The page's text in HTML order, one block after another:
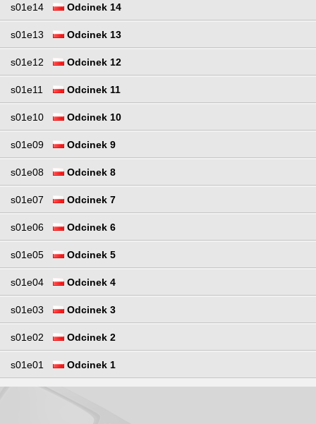
s01e14 Odcinek 14
s01e13 Odcinek 13
s01e12 Odcinek 12
s01e11 Odcinek 11
s01e10 Odcinek 10
s01e09 Odcinek 9
s01e08 Odcinek 8
s01e07 Odcinek 7
s01e06 Odcinek 6
s01e05 Odcinek 5
s01e04 Odcinek 4
s01e03 Odcinek 3
s01e02 Odcinek 2
s01e01 Odcinek 1